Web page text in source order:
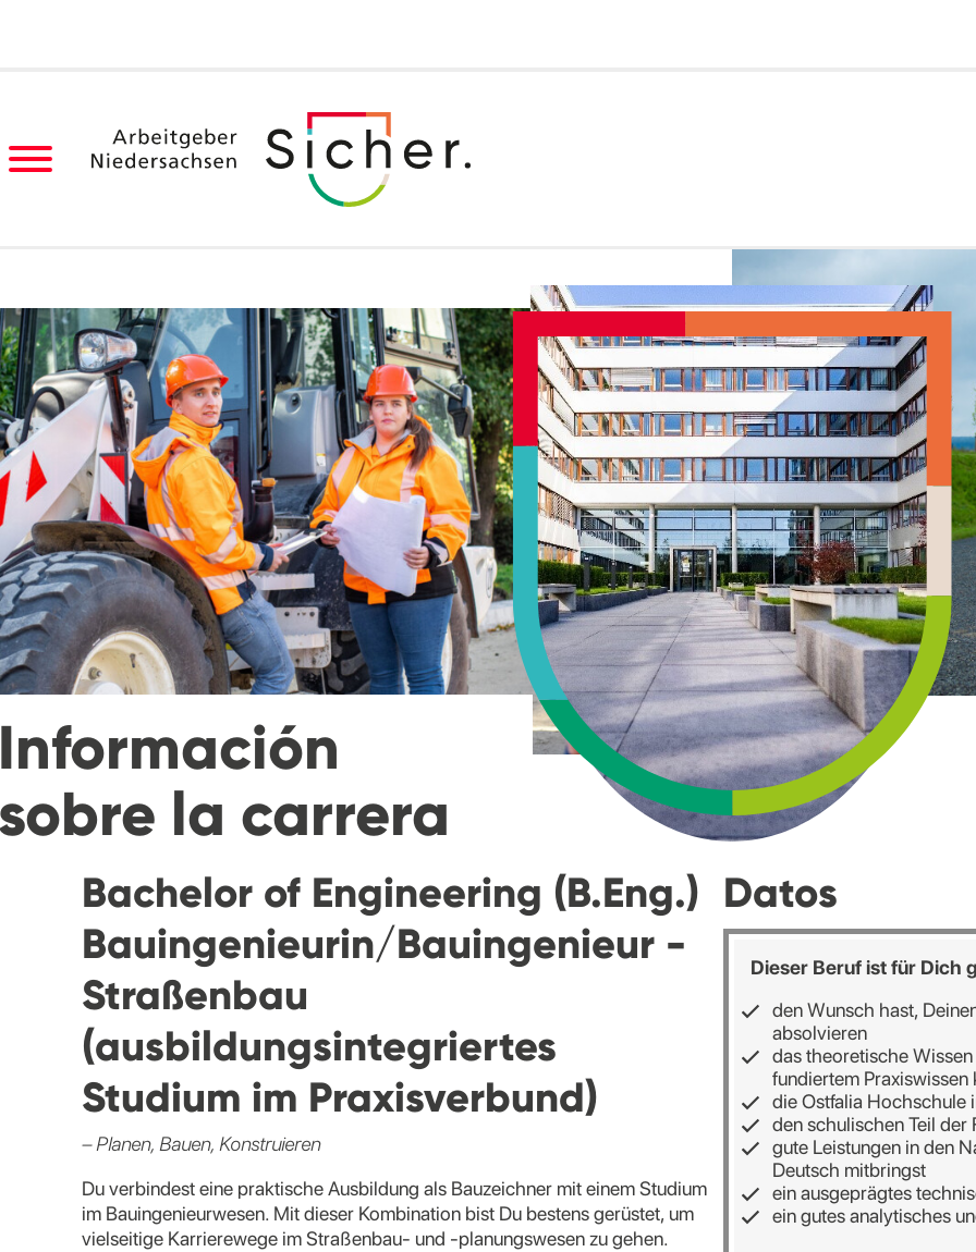
la carrera
Bachelor of Engineering (B.Eng.)
Bauingenieurin/Bauingenieur -
Straßenbau
(ausbildungsintegriertes
Studium im Praxisverbund)
– Planen, Bauen, Konstruieren
Du verbindest eine praktische Ausbildung als Bauzeichner mit einem Studium
im Bauingenieurwesen. Mit dieser Kombination bist Du bestens gerüstet, um
vielseitige Karrierewege im Straßenbau- und -planungswesen zu gehen.
Datos
Dieser Beruf ist für Dich
den Wunsch hast,
absolvieren
das theoretische
fundiertem
die Ostfalia Hochschule
den schulischen Teil
gute Leistungen in den
Deutsch mitbringst
ein ausgeprägtes
ein gutes analytisches